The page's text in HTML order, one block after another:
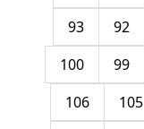
92
93
99
100
105
106